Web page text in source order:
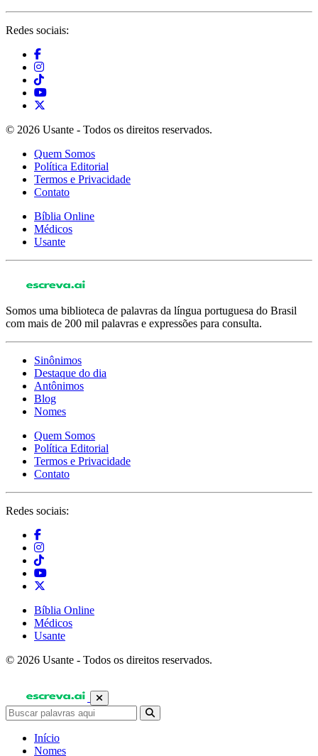
Redes sociais:
© 2026 Usante - Todos os direitos reservados.
Quem Somos
Política Editorial
Termos e Privacidade
Contato
Bíblia Online
Médicos
Usante
Somos uma biblioteca de palavras da língua portuguesa do Brasil
com mais de 200 mil palavras e expressões para consulta.
Sinônimos
Destaque do dia
Antônimos
Blog
Nomes
Quem Somos
Política Editorial
Termos e Privacidade
Contato
Redes sociais:
Bíblia Online
Médicos
Usante
© 2026 Usante - Todos os direitos reservados.
Início
Nomes